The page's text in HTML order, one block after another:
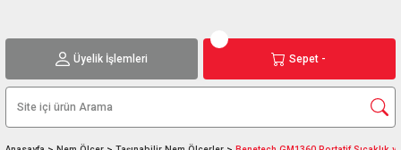
Üyelik İşlemleri Sepet -